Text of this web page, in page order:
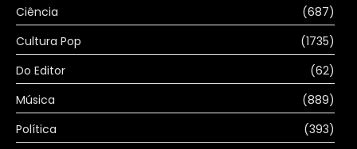
Ciência
(687)
Cultura Pop
(1735)
Do Editor
(62)
Música
(889)
Política
(393)